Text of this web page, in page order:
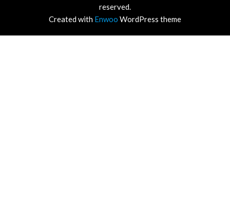
reserved.
Created with Enwoo WordPress theme